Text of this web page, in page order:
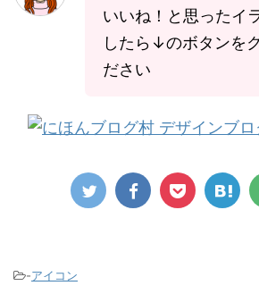
いいね！と思ったイ
したら↓のボタンを
ださい
-アイコン